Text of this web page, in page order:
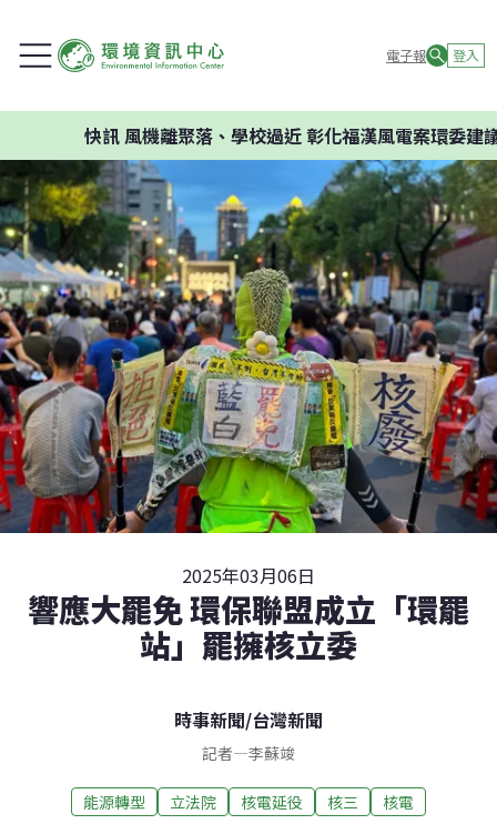
電子報 登入
風機離聚落、學校過近 彰化福漢風電案環委建議不
2025年03月06日
響應大罷免 環保聯盟成立「環罷
站」罷擁核立委
時事新聞/台灣新聞
記者—李蘇竣
能源轉型 立法院 核電延役 核三 核電